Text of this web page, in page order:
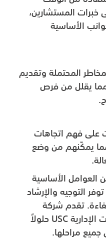
خبرات المستشارين،
الأساسية
المحتملة وتقديم
مما يقلل من فرص
على فهم اتجاهات
مما يمكّنهم من وضع
العوامل الأساسية
التوجيه والإرشاد
تقدم شركة
الخطوات المميزة للاستشارات الإدارية USC حلولاً
مراحلها.